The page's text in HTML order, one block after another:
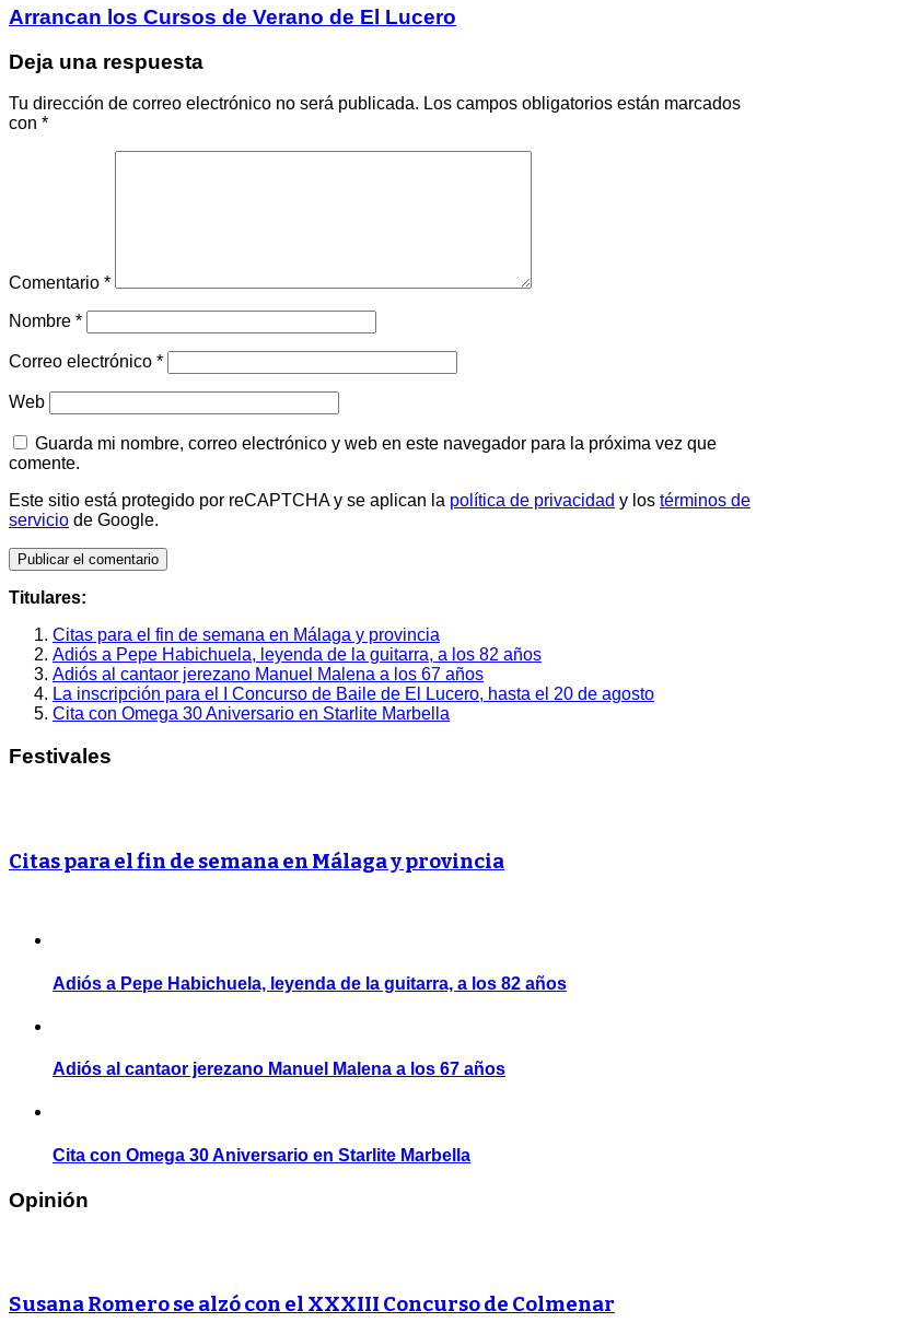
Arrancan los Cursos de Verano de El Lucero
Deja una respuesta
Tu dirección de correo electrónico no será publicada. Los campos obligatorios están marcados
con *
Comentario *
Nombre *
Correo electrónico *
Web
Guarda mi nombre, correo electrónico y web en este navegador para la próxima vez que
comente.
Este sitio está protegido por reCAPTCHA y se aplican la política de privacidad y los términos de
servicio de Google.
Titulares:
Citas para el fin de semana en Málaga y provincia
Adiós a Pepe Habichuela, leyenda de la guitarra, a los 82 años
Adiós al cantaor jerezano Manuel Malena a los 67 años
La inscripción para el I Concurso de Baile de El Lucero, hasta el 20 de agosto
Cita con Omega 30 Aniversario en Starlite Marbella
Festivales
Citas para el fin de semana en Málaga y provincia
Adiós a Pepe Habichuela, leyenda de la guitarra, a los 82 años
Adiós al cantaor jerezano Manuel Malena a los 67 años
Cita con Omega 30 Aniversario en Starlite Marbella
Opinión
Susana Romero se alzó con el XXXIII Concurso de Colmenar